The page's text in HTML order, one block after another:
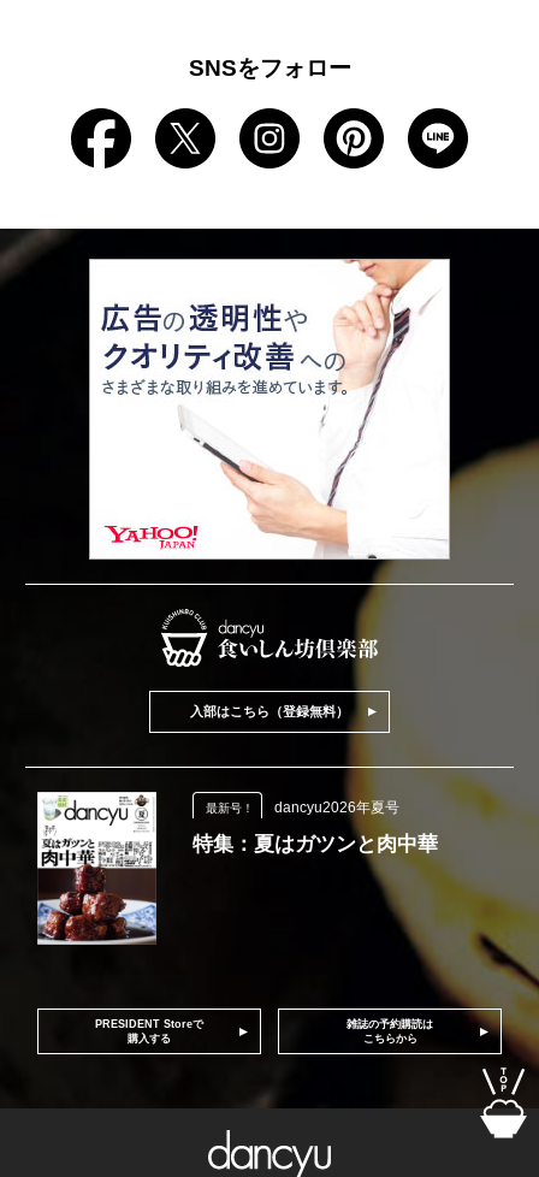
SNSをフォロー
入部はこちら（登録無料）
最新号！ dancyu2026年夏号
特集：夏はガツンと肉中華
PRESIDENT Storeで
購入する
雑誌の予約購読は
こちらから